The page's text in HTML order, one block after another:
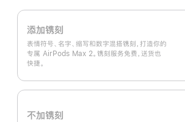
添加镌刻
表情符号、名字、缩写和数字混搭镌刻，打造你的
专属 AirPods Max 2。镌刻服务免费，送货也
快捷。
不加镌刻